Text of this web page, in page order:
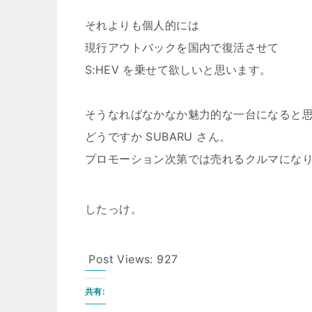
それよりも個人的には
現行アウトバックを国内で復活させて
S:HEV を乗せて欲しいと思います。
そうなればなかなか魅力的な一台になると
どうですか SUBARU さん。
プロモーション次第では売れるクルマになり
したっけ。
Post Views: 927
共有: